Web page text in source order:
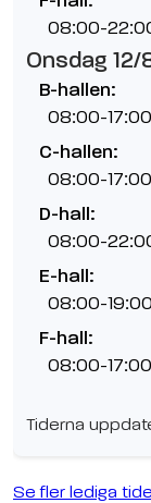
08:00-
Onsdag 12/
B-hallen:
08:00-17:00
C-hallen:
08:00-17:00
D-hall:
08:00-
E-hall:
08:00-19:00
F-hall:
08:00-17:00
Tiderna
Se fler lediga